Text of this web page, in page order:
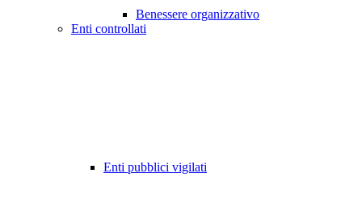
Benessere organizzativo
Enti controllati
Enti pubblici vigilati